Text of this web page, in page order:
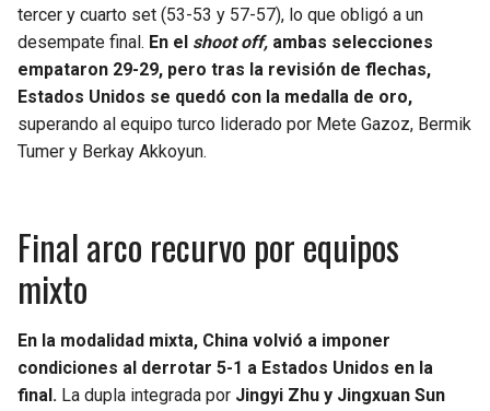
tercer y cuarto set (53-53 y 57-57), lo que obligó a un
desempate final. En el shoot off, ambas selecciones
empataron 29-29, pero tras la revisión de flechas,
Estados Unidos se quedó con la medalla de oro,
superando al equipo turco liderado por Mete Gazoz, Bermik
Tumer y Berkay Akkoyun.
Final arco recurvo por equipos
mixto
En la modalidad mixta, China volvió a imponer
condiciones al derrotar 5-1 a Estados Unidos en la
final. La dupla integrada por Jingyi Zhu y Jingxuan Sun